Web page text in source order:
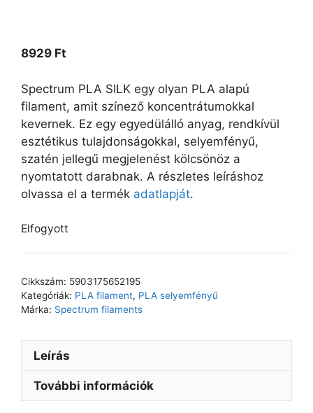
8929 Ft
Spectrum PLA SILK egy olyan PLA alapú
filament, amit színező koncentrátumokkal
kevernek. Ez egy egyedülálló anyag, rendkívül
esztétikus tulajdonságokkal, selyemfényű,
szatén jellegű megjelenést kölcsönöz a
nyomtatott darabnak. A részletes leíráshoz
olvassa el a termék adatlapját.
Elfogyott
Cikkszám: 5903175652195
Kategóriák: PLA filament, PLA selyemfényű
Márka: Spectrum filaments
Leírás
További információk